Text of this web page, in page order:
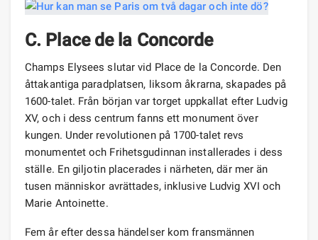
C. Place de la Concorde
Champs Elysees slutar vid Place de la Concorde. Den
åttakantiga paradplatsen, liksom åkrarna, skapades på
1600-talet. Från början var torget uppkallat efter Ludvig
XV, och i dess centrum fanns ett monument över
kungen. Under revolutionen på 1700-talet revs
monumentet och Frihetsgudinnan installerades i dess
ställe. En giljotin placerades i närheten, där mer än
tusen människor avrättades, inklusive Ludvig XVI och
Marie Antoinette.
Fem år efter dessa händelser kom fransmännen